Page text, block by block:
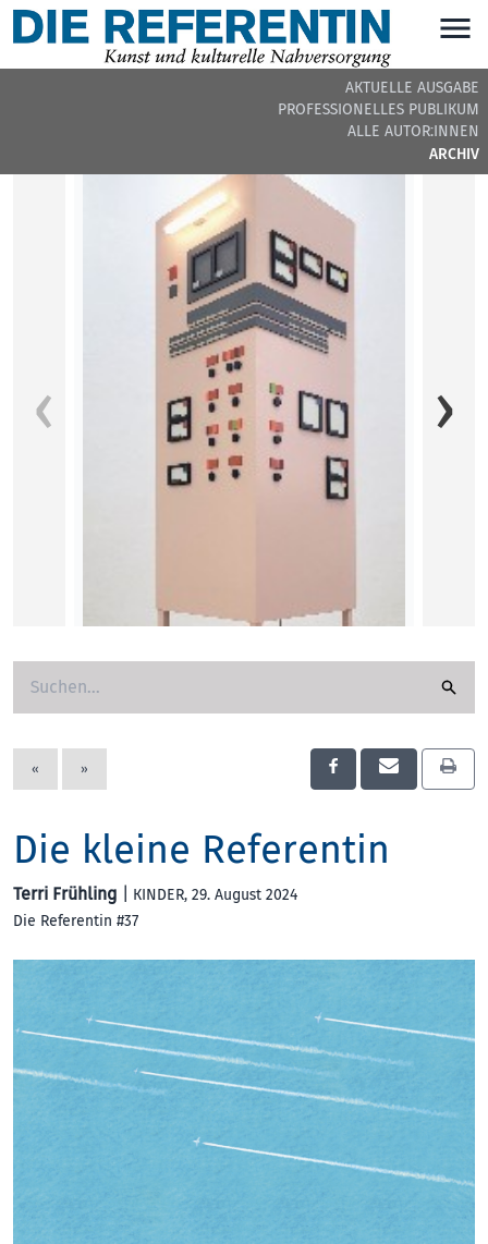
AKTUELLE AUSGABE
PROFESSIONELLES PUBLIKUM
ALLE AUTOR:INNEN
ARCHIV
DIE REFERENTIN #37 - BEITRÄGE DER AUSGABE
Wir beginnen das Editorial 37 mit zwei
Maschinen. Zum Cover: Die
Die Referentin
Das
und
« »
Die kleine Referentin
Terri Frühling KINDER, 29. August 2024
Die Referentin #37